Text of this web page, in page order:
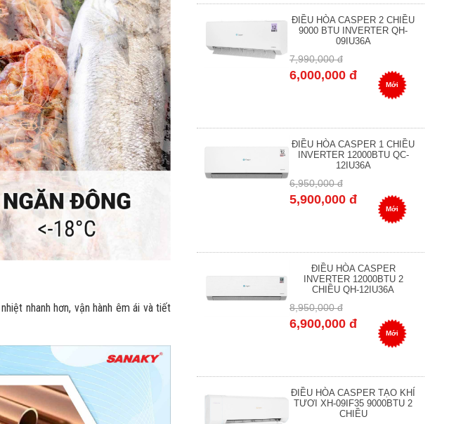
nhanh hơn, vận hành êm ái và tiết
ĐIỀU HÒA CASPER 2 CHIỀU
9000 BTU INVERTER QH-
09IU36A
7,990,000 đ
6,000,000 đ
Mới
ĐIỀU HÒA CASPER 1 CHIỀU
INVERTER 12000BTU QC-
12IU36A
6,950,000 đ
5,900,000 đ
Mới
ĐIỀU HÒA CASPER
INVERTER 12000BTU 2
CHIỀU QH-12IU36A
8,950,000 đ
6,900,000 đ
Mới
ĐIỀU HÒA CASPER TẠO KHÍ
TƯƠI XH-09IF35 9000BTU 2
CHIỀU